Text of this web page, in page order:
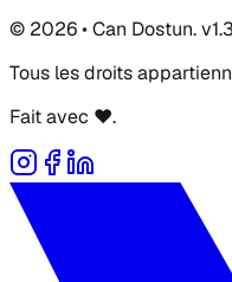
© 2026 • Can Dostun.
Tous les droits
Fait avec ❤️.